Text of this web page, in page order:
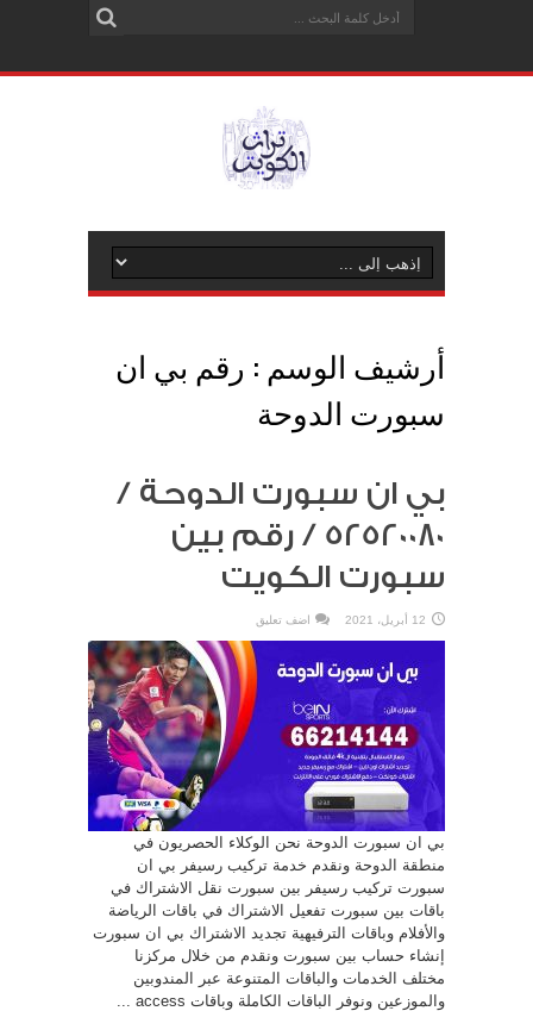
أرشيف الوسم : رقم بي ان
سبورت الدوحة
بي ان سبورت الدوحة /
52520080 / رقم بين
سبورت الكويت
12 أبريل، 2021 اضف تعليق
بي ان سبورت الدوحة نحن الوكلاء الحصريون في
منطقة الدوحة ونقدم خدمة تركيب رسيفر بي ان
سبورت تركيب رسيفر بين سبورت نقل الاشتراك في
باقات بين سبورت تفعيل الاشتراك في باقات الرياضة
والأفلام وباقات الترفيهية تجديد الاشتراك بي ان سبورت
إنشاء حساب بين سبورت ونقدم من خلال مركزنا
مختلف الخدمات والباقات المتنوعة عبر المندوبين
والموزعين ونوفر الباقات الكاملة وباقات access ...